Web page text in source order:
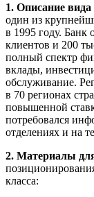
1. Описание
один из
в 1995 году. Банк
клиентов и 200
полный спектр
вклады,
обслуживание.
в 70 регионах
повышенной
потребовался
отделениях и на
2. Материалы
класса: